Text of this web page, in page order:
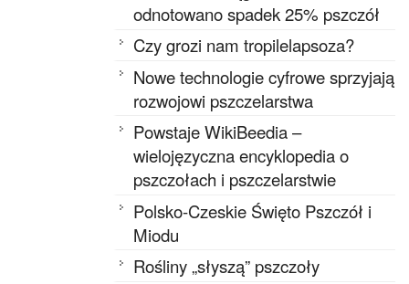
odnotowano spadek 25% pszczół
Czy grozi nam tropilelapsoza?
Nowe technologie cyfrowe sprzyjają
rozwojowi pszczelarstwa
Powstaje WikiBeedia –
wielojęzyczna encyklopedia o
pszczołach i pszczelarstwie
Polsko-Czeskie Święto Pszczół i
Miodu
Rośliny „słyszą” pszczoły